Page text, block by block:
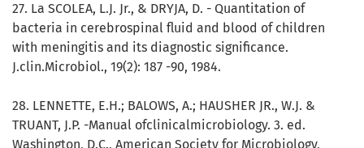
27. La SCOLEA, L.J. Jr., & DRYJA, D. - Quantitation of
bacteria in cerebrospinal fluid and blood of children
with meningitis and its diagnostic significance.
J.clin.Microbiol., 19(2): 187 -90, 1984.
28. LENNETTE, E.H.; BALOWS, A.; HAUSHER JR., W.J. &
TRUANT, J.P. -Manual ofclinicalmicrobiology. 3. ed.
Washington, D.C., American Society for Microbiology,